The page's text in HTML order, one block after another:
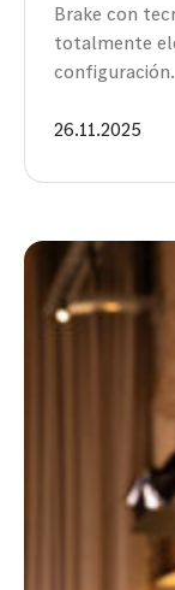
Brake con
totalmente
26.11.2025